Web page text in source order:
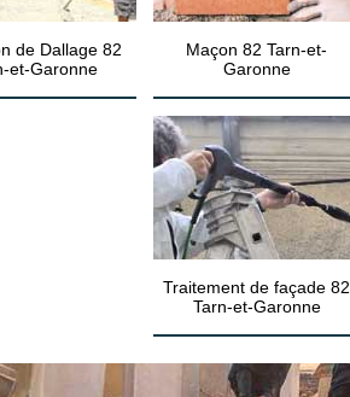
de Dallage 82
et-Garonne
Maçon 82 Tarn-et-
Garonne
Traitement de façade 82
Tarn-et-Garonne